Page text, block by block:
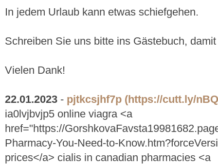
In jedem Urlaub kann etwas schiefgehen.
Schreiben Sie uns bitte ins Gästebuch,
Vielen Dank!
22.01.2023 - pjtkcsjhf7p (https://cutt.ly/
ia0lvjbvjp5 online viagra <a
href="https://
Pharmacy-You-Need-to-
prices</a> cialis in canadian pharmacies <a